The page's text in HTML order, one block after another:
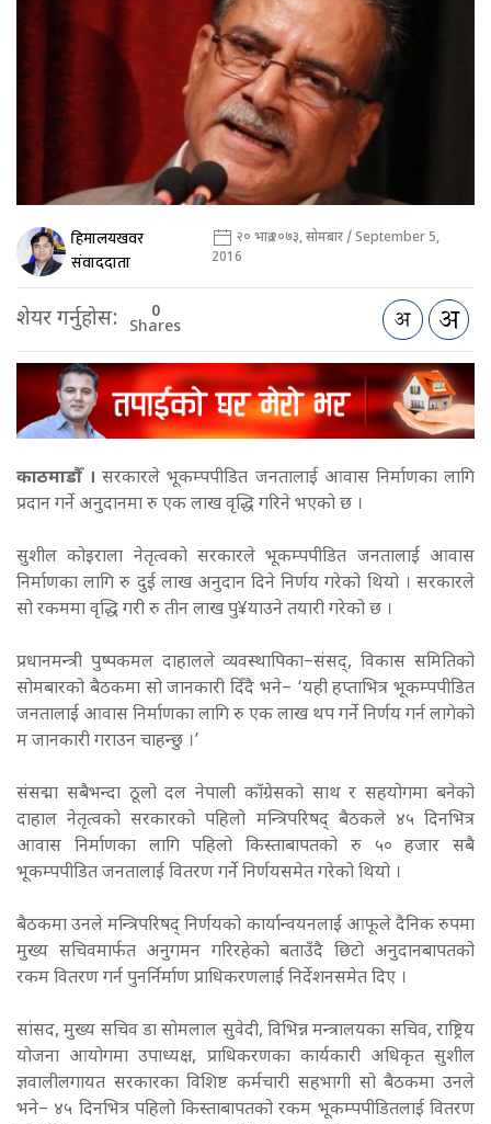
हिमालयखवर
संवाददाता
२० भाद्र २०७३, सोमबार / September 5,
2016
शेयर गर्नुहोस: 0
Shares
काठमाडौँ ।सरकारले भूकम्पपीडित जनतालाई आवास निर्माणका लागि
प्रदान गर्ने अनुदानमा रु एक लाख वृद्धि गरिने भएको छ ।
सुशील कोइराला नेतृत्वको सरकारले भूकम्पपीडित जनतालाई आवास
निर्माणका लागि रु दुई लाख अनुदान दिने निर्णय गरेको थियो । सरकारले
सो रकममा वृद्धि गरी रु तीन लाख पु¥याउने तयारी गरेको छ ।
प्रधानमन्त्री पुष्पकमल दाहालले व्यवस्थापिका–संसद्, विकास समितिको
सोमबारको बैठकमा सो जानकारी दिँदै भने– ‘यही हप्ताभित्र भूकम्पपीडित
जनतालाई आवास निर्माणका लागि रु एक लाख थप गर्ने निर्णय गर्न लागेको
म जानकारी गराउन चाहन्छु ।’
संसद्मा सबैभन्दा ठूलो दल नेपाली काँग्रेसको साथ र सहयोगमा बनेको
दाहाल नेतृत्वको सरकारको पहिलो मन्त्रिपरिषद् बैठकले ४५ दिनभित्र
आवास निर्माणका लागि पहिलो किस्ताबापतको रु ५० हजार सबै
भूकम्पपीडित जनतालाई वितरण गर्ने निर्णयसमेत गरेको थियो ।
बैठकमा उनले मन्त्रिपरिषद् निर्णयको कार्यान्वयनलाई आफूले दैनिक रुपमा
मुख्य सचिवमार्फत अनुगमन गरिरहेको बताउँदै छिटो अनुदानबापतको
रकम वितरण गर्न पुनर्निर्माण प्राधिकरणलाई निर्देशनसमेत दिए ।
सांसद, मुख्य सचिव डा सोमलाल सुवेदी, विभिन्न मन्त्रालयका सचिव, राष्ट्रिय
योजना आयोगमा उपाध्यक्ष, प्राधिकरणका कार्यकारी अधिकृत सुशील
ज्ञवालीलगायत सरकारका विशिष्ट कर्मचारी सहभागी सो बैठकमा उनले
भने– ४५ दिनभित्र पहिलो किस्ताबापतको रकम भूकम्पपीडितलाई वितरण